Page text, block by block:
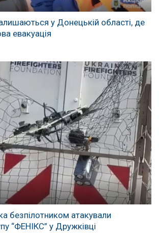
у Донецькій області, де
евакуація
безпілотником атакували
“ФЕНІКС” у Дружківці